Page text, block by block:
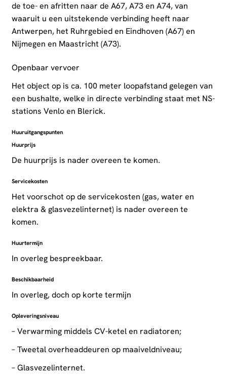
de toe- en afritten naar de A67, A73 en A74, van
waaruit u een uitstekende verbinding heeft naar
Antwerpen, het Ruhrgebied en Eindhoven (A67) en
Nijmegen en Maastricht (A73).
Openbaar vervoer
Het object op is ca. 100 meter loopafstand gelegen van
een bushalte, welke in directe verbinding staat met NS-
stations Venlo en Blerick.
Huuruitgangspunten
Huurprijs
De huurprijs is nader overeen te komen.
Servicekosten
Het voorschot op de servicekosten (gas, water en
elektra & glasvezelinternet) is nader overeen te
komen.
Huurtermijn
In overleg bespreekbaar.
Beschikbaarheid
In overleg, doch op korte termijn
Opleveringsniveau
– Verwarming middels CV-ketel en radiatoren;
– Tweetal overheaddeuren op maaiveldniveau;
– Glasvezelinternet.